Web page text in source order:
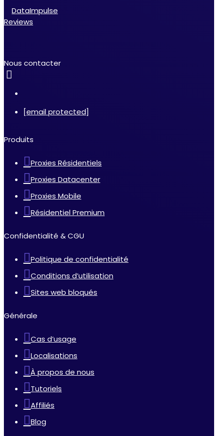
DataImpulse
Reviews
Nous contacter
[email protected]
Produits
Proxies Résidentiels
Proxies Datacenter
Proxies Mobile
Résidentiel Premium
Confidentialité & CGU
Politique de confidentialité
Conditions d’utilisation
Sites web bloqués
Générale
Cas d’usage
Localisations
À propos de nous
Tutoriels
Affiliés
Blog